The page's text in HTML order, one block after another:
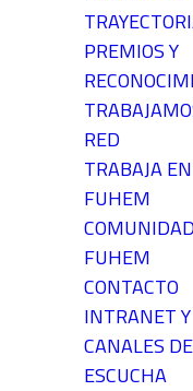
PREMIOS Y
RED
TRABAJA EN
FUHEM
COMUNIDAD
FUHEM
CONTACTO
INTRANET Y
CANALES DE
ESCUCHA